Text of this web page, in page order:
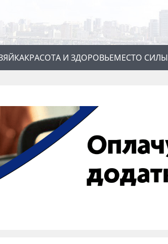
КРАСОТА И ЗДОРОВЬЕМЕСТО СИЛЫ